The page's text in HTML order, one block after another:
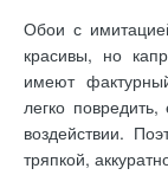
Обои с
красивы, но
имеют
легко
воздействии.
тряпкой,